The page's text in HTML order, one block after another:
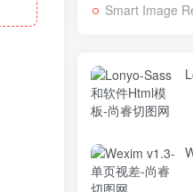
Smart Image Resize